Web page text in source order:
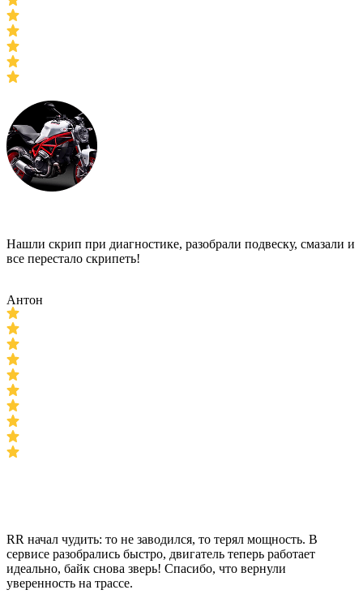
Нашли скрип при диагностике, разобрали подвеску, смазали и
все перестало скрипеть!
Антон
RR начал чудить: то не заводился, то терял мощность. В
сервисе разобрались быстро, двигатель теперь работает
идеально, байк снова зверь! Спасибо, что вернули
уверенность на трассе.